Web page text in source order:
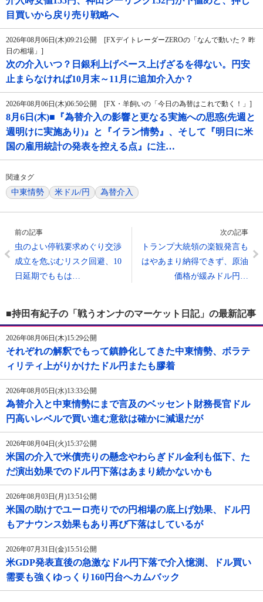
目買いから戻り売り戦略へ
2026年08月06日(木)09:21公開 [FXデイトレーダーZEROの「なんで動いた？ 昨
日の相場」]
次の介入いつ？日銀利上げペース上げざるを得ない。円安
止まらなければ10月末～11月に追加介入か？
2026年08月06日(木)06:50公開 [FX・羊飼いの「今日の為替はこれで動く！」]
8月6日(木)■『為替介入の影響と更なる実施への思惑(先週と
週明けに実施あり)』と『イラン情勢』、そして『明日に米
国の雇用統計の発表を控える点』に注…
関連タグ
中東情勢 米ドル/円 為替介入
前の記事
虫のよい停戦要求めぐり交渉
成立を危ぶむリスク回避、10
日延期でももは…
次の記事
トランプ大統領の楽観発言も
はやあまり納得できず、原油
価格が緩みドル円…
■持田有紀子の「戦うオンナのマーケット日記」の最新記事
2026年08月06日(木)15:29公開
それぞれの解釈でもって鎮静化してきた中東情勢、ボラテ
ィリティ上がりかけたドル円またも膠着
2026年08月05日(水)13:33公開
為替介入と中東情勢にまで言及のベッセント財務長官ドル
円高いレベルで買い進む意欲は確かに減退だが
2026年08月04日(火)15:37公開
米国の介入で米債売りの懸念やわらぎドル金利も低下、た
だ演出効果でのドル円下落はあまり続かないかも
2026年08月03日(月)13:51公開
米国の助けでユーロ売りでの円相場の底上げ効果、ドル円
もアナウンス効果もあり再び下落はしているが
2026年07月31日(金)15:51公開
米GDP発表直後の急激なドル円下落で介入憶測、ドル買い
需要も強くゆっくり160円台へカムバック